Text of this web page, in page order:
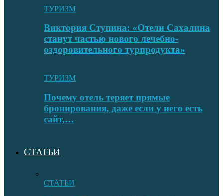
ТУРИЗМ
Виктория Ступина: «Отели Сахалина
станут частью нового лечебно-
оздоровительного турпродукта»
ТУРИЗМ
Почему отель теряет прямые
бронирования, даже если у него есть
сайт,…
СТАТЬИ
СТАТЬИ